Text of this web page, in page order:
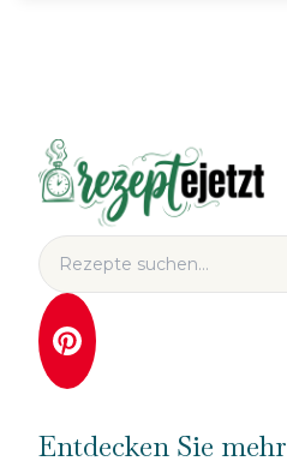
Entdecken Sie mehr